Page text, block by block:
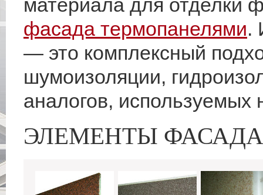
материала для отделки
фасада термопанелями.
— это комплексный
шумоизоляции,
аналогов,
ЭЛЕМЕНТЫ ФАСАДА